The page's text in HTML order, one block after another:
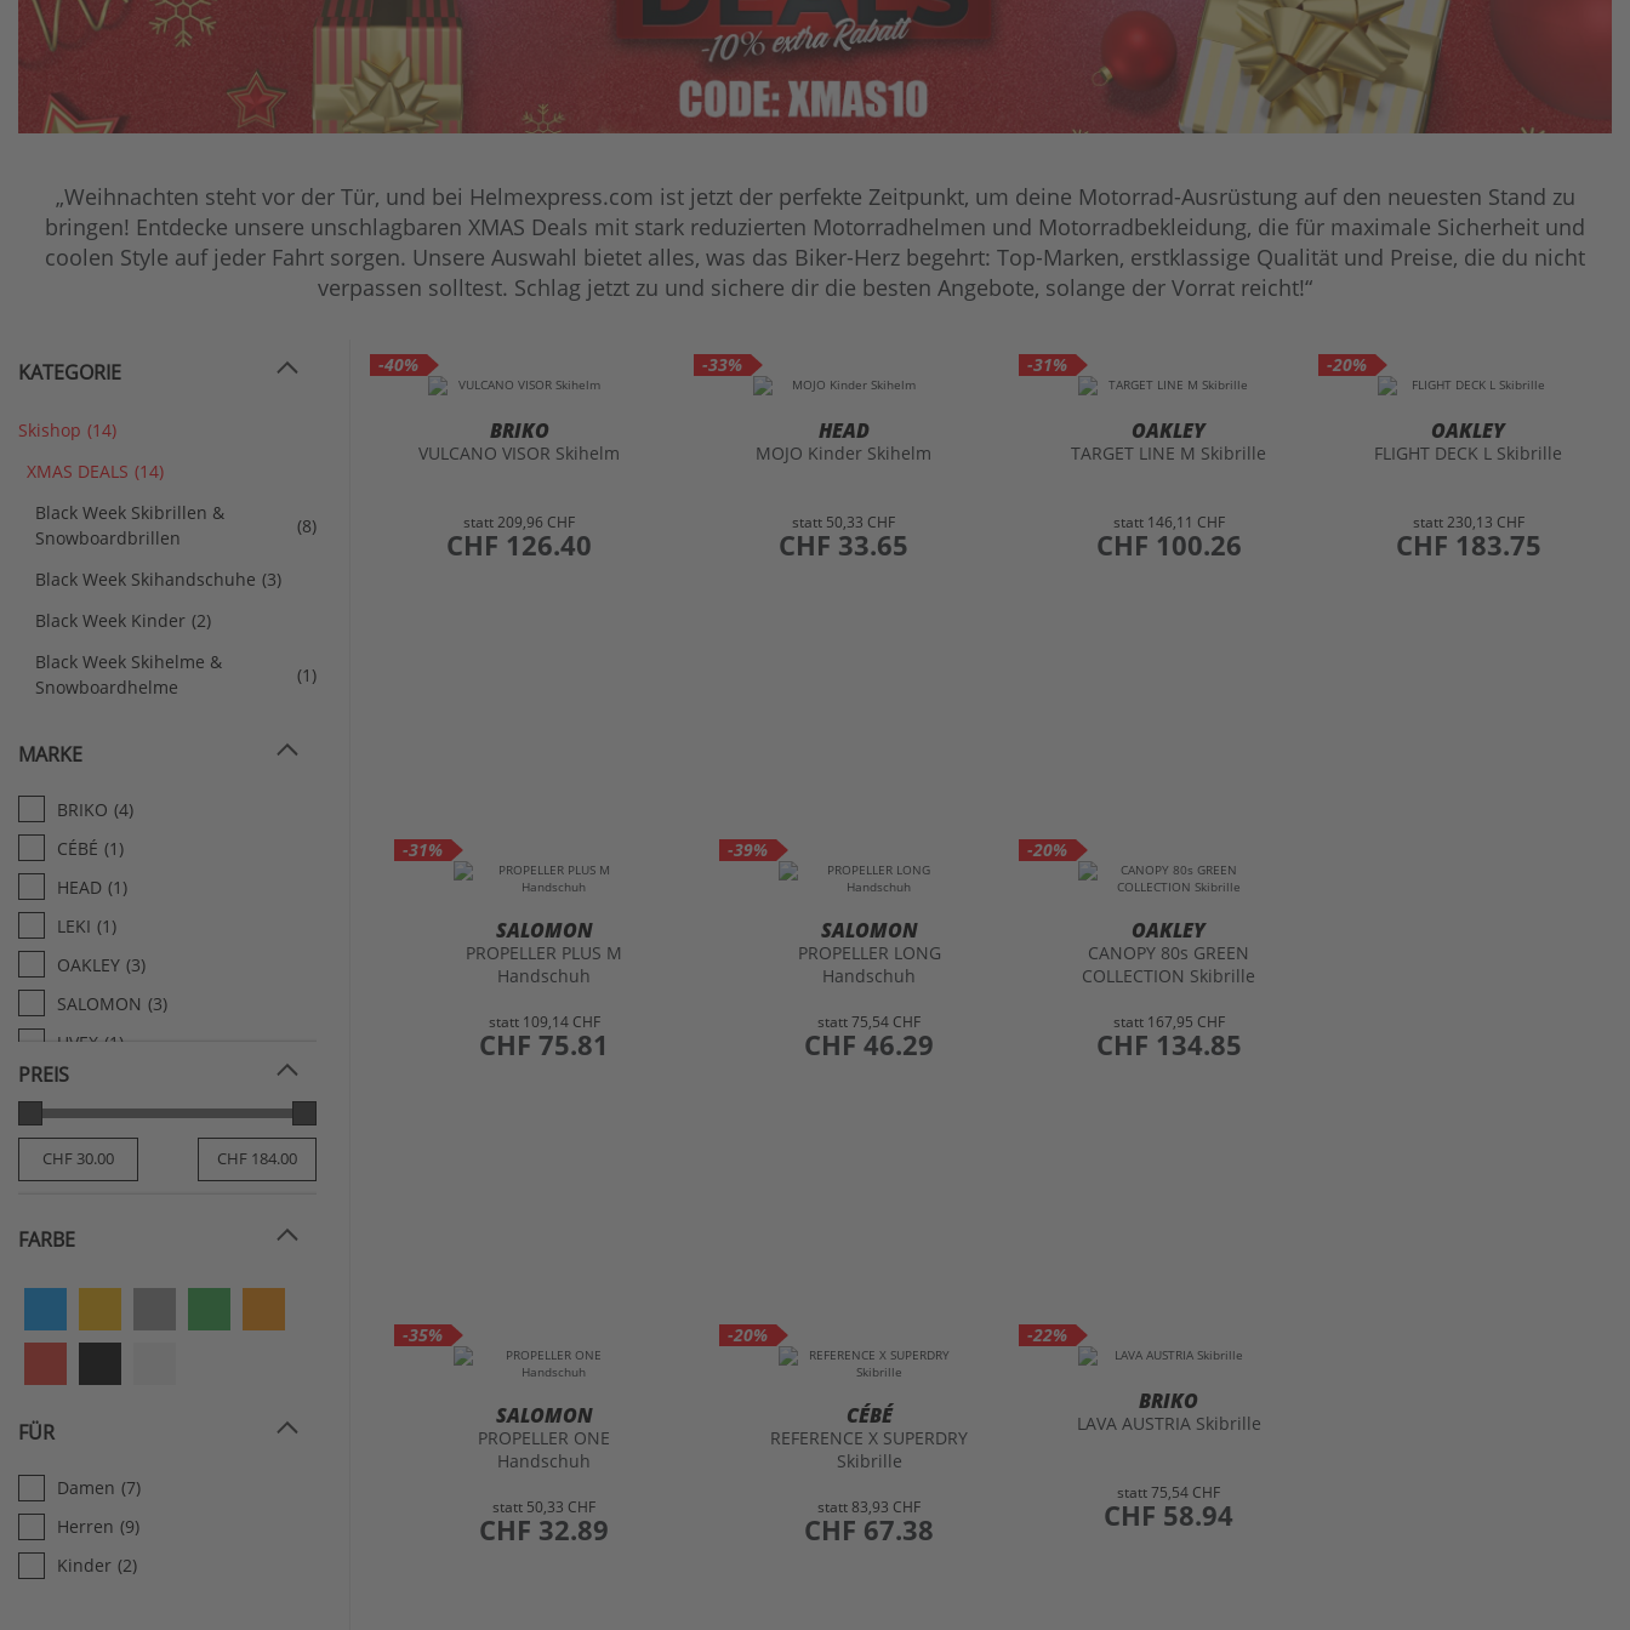
„Weihnachten steht vor der Tür, und bei Helmexpress.com ist jetzt der perfekte Zeitpunkt, um deine Motorrad-Ausrüstung auf den neuesten Stand zu
bringen! Entdecke unsere unschlagbaren XMAS Deals mit stark reduzierten Motorradhelmen und Motorradbekleidung, die für maximale Sicherheit und
coolen Style auf jeder Fahrt sorgen. Unsere Auswahl bietet alles, was das Biker-Herz begehrt: Top-Marken, erstklassige Qualität und Preise, die du nicht
verpassen solltest. Schlag jetzt zu und sichere dir die besten Angebote, solange der Vorrat reicht!“
-40%
BRIKO
VULCANO VISOR Skihelm
statt209,96 CHF
preis
CHF 126.40
-33%
HEAD
MOJO Kinder Skihelm
statt 50,33 CHF
preis
CHF 33.65
-31%
OAKLEY
TARGET LINE M Skibrille
statt 146,11 CHF
preis
CHF 100.26
-20%
OAKLEY
FLIGHT DECK L Skibrille
statt230,13 CHF
preis
CHF 183.75
-31%
SALOMON
PROPELLER PLUS M
Handschuh
statt 109,14 CHF
preis
CHF 75.81
-39%
SALOMON
PROPELLER LONG
Handschuh
statt75,54 CHF
preis
CHF 46.29
-20%
OAKLEY
CANOPY 80s GREEN
COLLECTION Skibrille
statt 167,95 CHF
preis
CHF 134.85
-35%
SALOMON
PROPELLER ONE
Handschuh
statt 50,33 CHF
preis
CHF 32.89
-20%
CÉBÉ
REFERENCE X SUPERDRY
Skibrille
statt83,93 CHF
preis
CHF 67.38
-22%
BRIKO
LAVA AUSTRIA Skibrille
statt75,54 CHF
preis
CHF 58.94
KATEGORIE
Skishop (14)
XMAS DEALS (14)
Black Week Skibrillen &
Snowboardbrillen
(8)
Black Week Skihandschuhe (3)
Black Week Kinder (2)
Black Week Skihelme &
Snowboardhelme
(1)
MARKE
BRIKO (4)
CÉBÉ (1)
HEAD (1)
LEKI (1)
OAKLEY (3)
SALOMON (3)
UVEX (1)
PREIS
FARBE
FÜR
Damen (7)
Herren (9)
Kinder (2)